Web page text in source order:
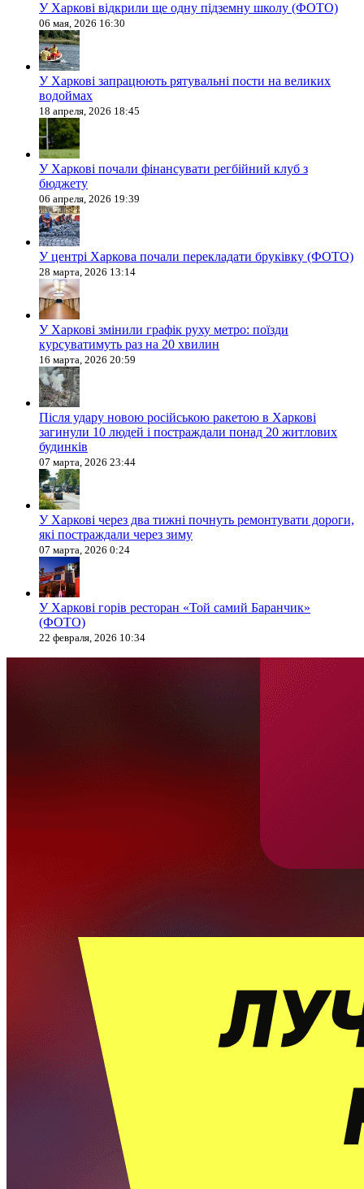
У Харкові відкрили ще одну підземну школу (ФОТО)
06 мая, 2026 16:30
У Харкові запрацюють рятувальні пости на великих
водоймах
18 апреля, 2026 18:45
У Харкові почали фінансувати регбійний клуб з
бюджету
06 апреля, 2026 19:39
У центрі Харкова почали перекладати бруківку (ФОТО)
28 марта, 2026 13:14
У Харкові змінили графік руху метро: поїзди
курсуватимуть раз на 20 хвилин
16 марта, 2026 20:59
Після удару новою російською ракетою в Харкові
загинули 10 людей і постраждали понад 20 житлових
будинків
07 марта, 2026 23:44
У Харкові через два тижні почнуть ремонтувати дороги,
які постраждали через зиму
07 марта, 2026 0:24
У Харкові горів ресторан «Той самий Баранчик»
(ФОТО)
22 февраля, 2026 10:34